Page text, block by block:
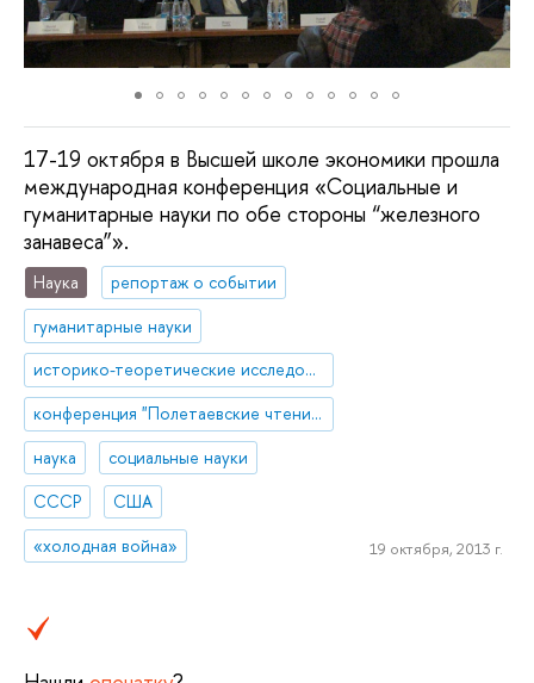
17-19 октября в Высшей школе экономики прошла
международная конференция «Социальные и
гуманитарные науки по обе стороны “железного
занавеса”».
Наука
репортаж о событии
гуманитарные науки
историко-теоретические исследования
конференция "Полетаевские чтения"
наука
социальные науки
СССР
США
«холодная война»
19 октября, 2013 г.